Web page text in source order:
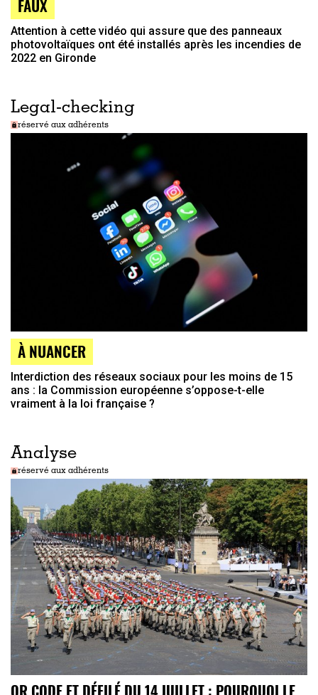
FAUX
Attention à cette vidéo qui assure que des panneaux
photovoltaïques ont été installés après les incendies de
2022 en Gironde
Legal-checking
réservé aux adhérents
À NUANCER
Interdiction des réseaux sociaux pour les moins de 15
ans : la Commission européenne s’oppose-t-elle
vraiment à la loi française ?
Analyse
réservé aux adhérents